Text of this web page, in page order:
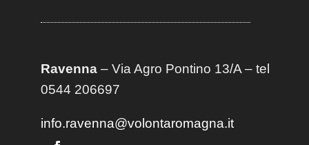
Ravenna– Via Agro Pontino 13/A– tel
0544 206697
info.ravenna@volontaromagna.it